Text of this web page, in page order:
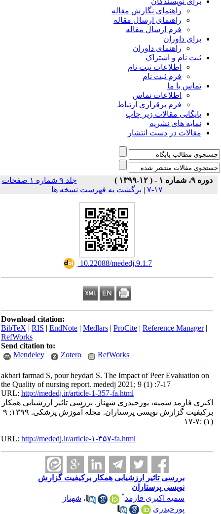
راهنمای نگارش مقاله
راهنمای ارسال مقاله
فرم ارسال مقاله
برای داوران
راهنمای داوران
ثبت نام و اشتراک
اطلاعات ثبت نام
فرم ثبت نام
تماس با ما
اطلاعات تماس
فرم برقراری ارتباط
بایگانی مقالات زیر چاپ
نمایه های نشریه
مقالات در دست انتشار
دوره ۹، شماره ۱ - ( ۱۲-۱۳۹۹ )
جلد ۹ شماره ۱ صفحات
۱۷-۷
|برگشت به فهرست نسخه ها
‎ 10.22088/mededj.9.1.7
Download citation:
BibTeX|RIS|EndNote|Medlars|ProCite|Reference Manager
RefWorks
Send citation to:
Mendeley
Zotero RefWorks
akbari farmad S, pour heydari S. The Impact of Peer Evaluation on
the Quality of nursing report. mededj 2021; 9 (1) :7-17
URL:http://mededj.ir/article-1-357-fa.html
اکبری فارمد سمیه، پورحیدری شهناز. بررسی تاثیر ارزشیابی همکار
برکیفیت گزارش نویسی پرستاران. مجله آموزش پزشکی. ۱۳۹۹; ۹
URL:http://mededj.ir/article-۱-۳۵۷-fa.html
بررسی تاثیر ارزشیابی همکار برکیفیت گزارش
نویسی پرستاران
سمیه اکبری فارمد * ،شهناز
پورحیدری